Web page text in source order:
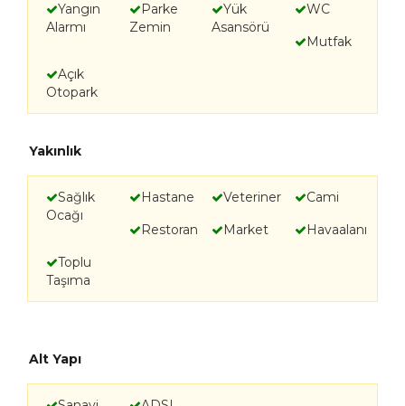
Yangın
Alarmı
Parke
Zemin
Yük
Asansörü
WC
Mutfak
Açık
Otopark
Yakınlık
Sağlık
Ocağı
Hastane Veteriner
Cami
Restoran
Market
Havaalanı
Toplu
Taşıma
Alt Yapı